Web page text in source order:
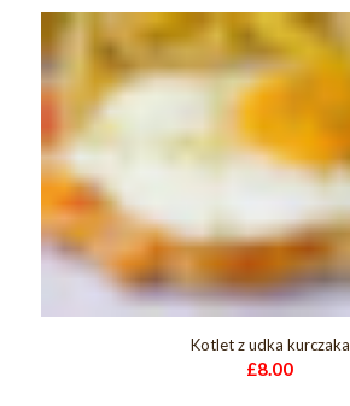
Kotlet z udka kurczaka
£8.00